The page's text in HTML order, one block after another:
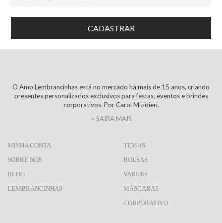
O Amo Lembrancinhas está no mercado há mais de 15 anos, criando
presentes personalizados exclusivos para festas, eventos e brindes
corporativos. Por Carol Mitidieri.
> SAIBA MAIS
MINHA CONTA
SOBRE NÓS
BLOG
LEMBRANCINHAS
TEMAS
BOLSAS
VAREJO
MÁSCARAS
CORPORATIVO